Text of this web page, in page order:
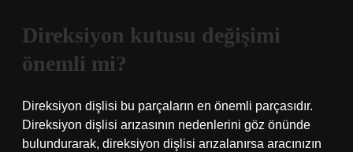
Direksiyon kutusu değişimi
önemli mi?
Direksiyon dişlisi bu parçaların en önemli parçasıdır.
Direksiyon dişlisi arızasının nedenlerini göz önünde
bulundurarak, direksiyon dişlisi arızalanırsa aracınızın